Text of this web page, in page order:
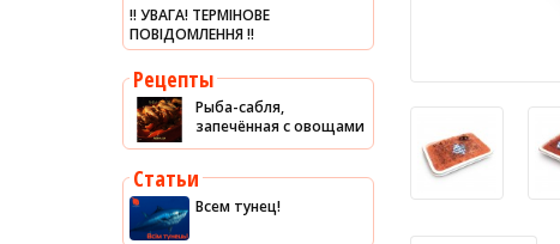
Устрицы
Другое
Сыры
Соусы
Сладости
Рис
Оливки
Мясные изделия
‼️ УВАГА! ТЕРМІНОВЕ
ПОВІДОМЛЕННЯ ‼️
Рецепты
Рыба-сабля,
запечённая с овощами
Статьи
Всем тунец!